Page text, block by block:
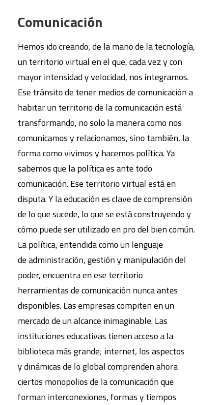
Comunicación
Hemos ido creando, de la mano de la tecnología,
un territorio virtual en el que, cada vez y con
mayor intensidad y velocidad, nos integramos.
Ese tránsito de tener medios de comunicación a
habitar un territorio de la comunicación está
transformando, no solo la manera como nos
comunicamos y relacionamos, sino también, la
forma como vivimos y hacemos política. Ya
sabemos que la política es ante todo
comunicación. Ese territorio virtual está en
disputa. Y la educación es clave de comprensión
de lo que sucede, lo que se está construyendo y
cómo puede ser utilizado en pro del bien común.
La política, entendida como un lenguaje
de administración, gestión y manipulación del
poder, encuentra en ese territorio
herramientas de comunicación nunca antes
disponibles. Las empresas compiten en un
mercado de un alcance inimaginable. Las
instituciones educativas tienen acceso a la
biblioteca más grande; internet, los aspectos
y dinámicas de lo global comprenden ahora
ciertos monopolios de la comunicación que
forman interconexiones, formas y tiempos